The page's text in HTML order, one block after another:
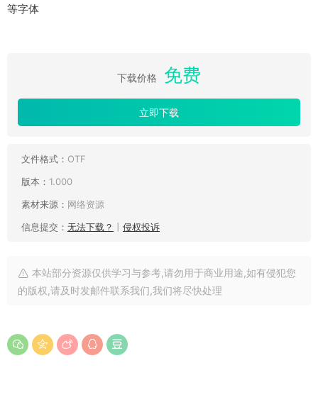
等字体
下载价格 免费
立即下载
文件格式： OTF
版本： 1.000
素材来源： 网络资源
信息提交： 无法下载？ 侵权投诉
本站部分资源仅供学习与参考,请勿用于商业用途,如有侵犯您
的版权,请及时发邮件联系我们,我们将尽快处理